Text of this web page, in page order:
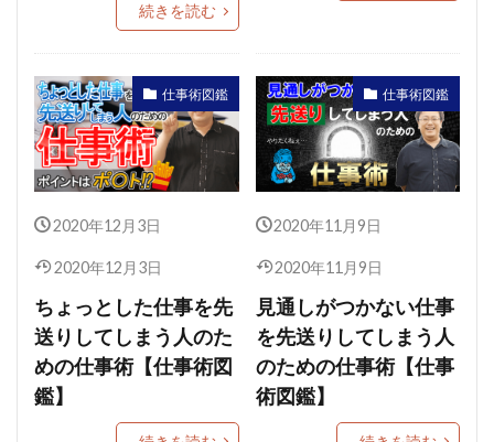
続きを読む
仕事術図鑑
2020年12月3日
2020年12月3日
ちょっとした仕事を先
送りしてしまう人のた
めの仕事術【仕事術図
鑑】
仕事術図鑑
2020年11月9日
2020年11月9日
見通しがつかない仕事
を先送りしてしまう人
のための仕事術【仕事
術図鑑】